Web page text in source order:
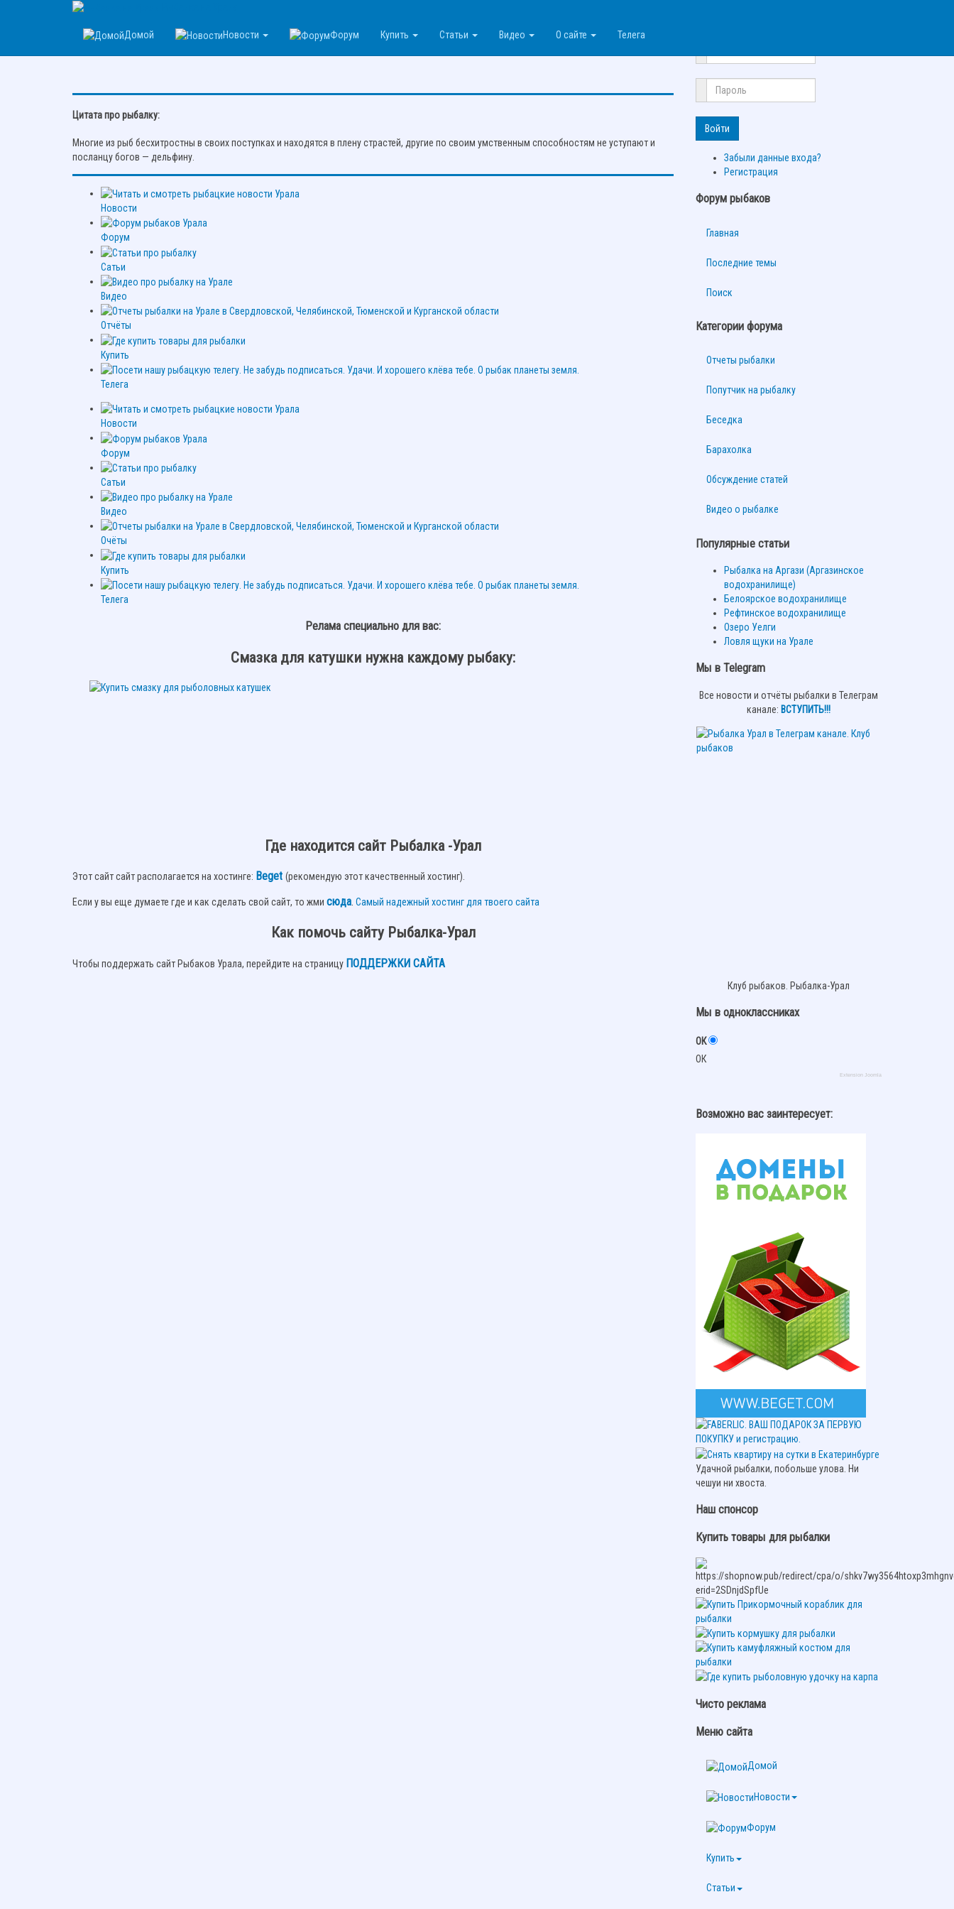
Домой Новости Форум Купить Статьи Видео О сайте Телега
Цитата про рыбалку:
Многие из рыб бесхитростны в своих поступках и находятся в плену страстей, другие по своим умственным способностям не уступают и
посланцу богов — дельфину.
Новости
Форум
Сатьи
Видео
Отчёты
Купить
Телега
Новости
Форум
Сатьи
Видео
Очёты
Купить
Телега
Релама специально для вас:
Смазка для катушки нужна каждому рыбаку:
Где находится сайт Рыбалка -Урал
Этот сайт сайт располагается на хостинге: Beget (рекомендую этот качественный хостинг).
Если у вы еще думаете где и как сделать свой сайт, то жми сюда. Самый надежный хостинг для твоего сайта
Как помочь сайту Рыбалка-Урал
Чтобы поддержать сайт Рыбаков Урала, перейдите на страницу ПОДДЕРЖКИ САЙТА
Войти
Забыли данные входа?
Регистрация
Форум рыбаков
Главная
Последние темы
Поиск
Категории форума
Отчеты рыбалки
Попутчик на рыбалку
Беседка
Барахолка
Обсуждение статей
Видео о рыбалке
Популярные статьи
Рыбалка на Аргази (Аргазинское
водохранилище)
Белоярское водохранилище
Рефтинское водохранилище
Озеро Уелги
Ловля щуки на Урале
Мы в Telegram
Все новости и отчёты рыбалки в Телеграм
канале: ВСТУПИТЬ!!!
Клуб рыбаков. Рыбалка-Урал
Мы в одноклассниках
ОК
ОК
Extension Joomla
Возможно вас заинтересует:
Удачной рыбалки, побольше улова. Ни
чешуи ни хвоста.
Наш спонсор
Купить товары для рыбалки
Чисто реклама
Меню сайта
Домой
Новости
Форум
Купить
Статьи